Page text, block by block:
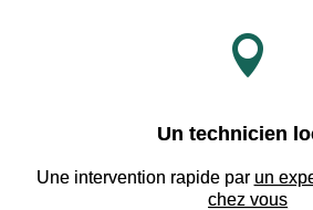

Un technicien
Une intervention rapide par un
chez vous